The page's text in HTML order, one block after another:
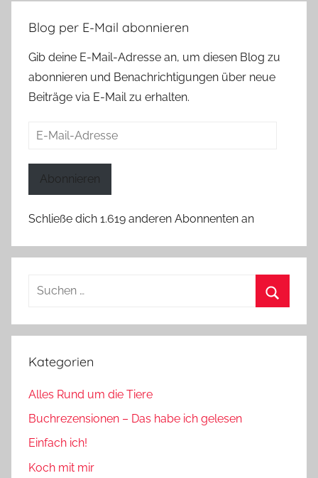
Blog per E-Mail abonnieren
Gib deine E-Mail-Adresse an, um diesen Blog zu
abonnieren und Benachrichtigungen über neue
Beiträge via E-Mail zu erhalten.
E-
Abonnieren
Schließe dich 1.619 anderen Abonnenten an
Suchen
Kategorien
Alles Rund um die Tiere
Buchrezensionen – Das habe ich gelesen
Einfach ich!
Koch mit mir